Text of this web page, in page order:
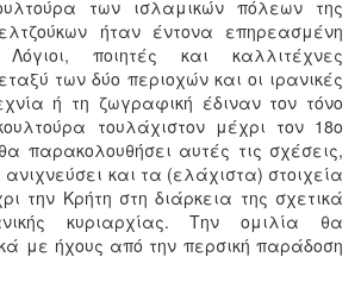
των ισλαμικών πόλεων της
ήταν έντονα επηρεασμένη
ποιητές και καλλιτέχνες
των δύο περιοχών και οι ιρανικές
ή τη ζωγραφική έδιναν τον τόνο
τουλάχιστον μέχρι τον 18ο
παρακολουθήσει αυτές τις σχέσεις,
και τα (ελάχιστα) στοιχεία
την Κρήτη στη διάρκεια της σχετικά
κυριαρχίας. Την ομιλία θα
με ήχους από την περσική παράδοση